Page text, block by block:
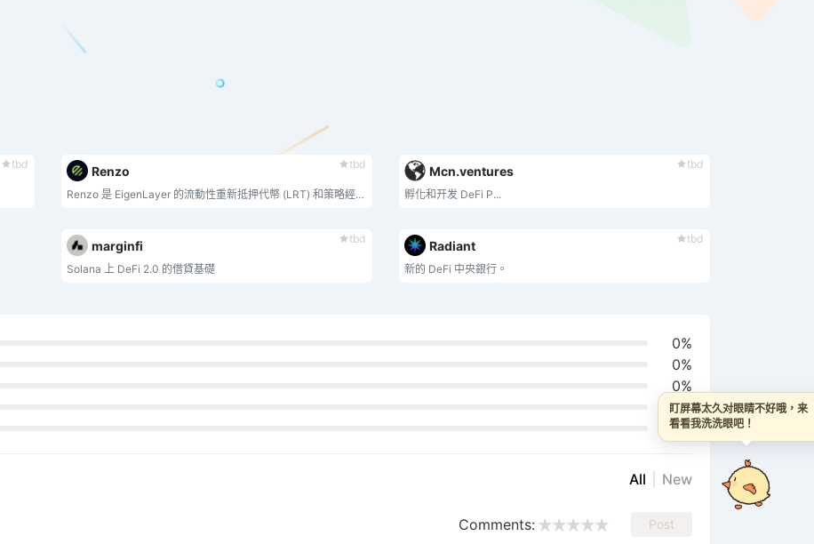
tbd tbd
Renzo
Renzo 是 EigenLayer 的流動性重新抵押代幣 (LRT) 和策略經理。
tbd
Mcn.ventures
孵化和开发 DeFi P...
tbd
marginfi
Solana 上 DeFi 2.0 的借貸基礎
tbd
Radiant
新的 DeFi 中央銀行。
0%
0%
0%
0%
0%
All New
Comments: Post
盯屏幕太久对眼睛不好哦，来
看看我洗洗眼吧！